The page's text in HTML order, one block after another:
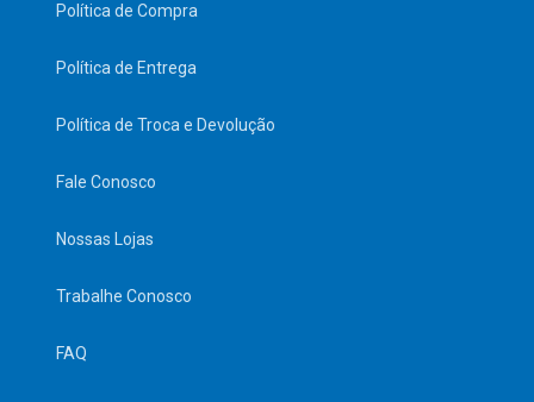
Política de Compra
Política de Entrega
Política de Troca e Devolução
Fale Conosco
Nossas Lojas
Trabalhe Conosco
FAQ